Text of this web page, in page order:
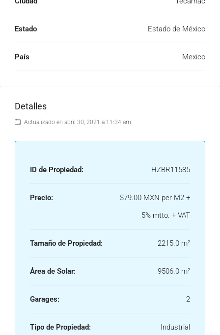
Estado Estado de México
País Mexico
Detalles
Actualizado en abril 30, 2021 a 11:34 am
ID de Propiedad: HZBR11585
Precio:
$79.00 MXN per M2 +
5% mtto. + VAT
Tamaño de Propiedad: 2215.0 m²
Área de Solar: 9506.0 m²
Garages: 2
Tipo de Propiedad: Industrial